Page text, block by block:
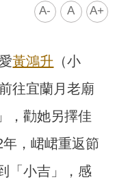
A- A A+
黃鴻升 （小
往宜蘭月老廟
，勸她另擇佳
，峮峮重返節
「小吉」，感